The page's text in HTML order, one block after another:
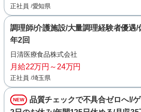
正社員 愛知県
調理師/介護施設/大量調理経験者優遇/
年2回
日清医療食品株式会社
月給22万円～24万円
正社員 埼玉県
NEW
品質チェックで不具合ゼロへ!/